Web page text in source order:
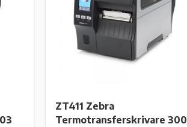
ZT411 Zebra
Termotransferskrivare 300